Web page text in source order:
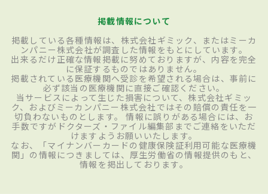
掲載情報について
掲載している各種情報は、株式会社ギミック、またはミーカ
ンパニー株式会社が調査した情報をもとにしています。
出来るだけ正確な情報掲載に努めておりますが、内容を完全
に保証するものではありません。
掲載されている医療機関へ受診を希望される場合は、事前に
必ず該当の医療機関に直接ご確認ください。
当サービスによって生じた損害について、株式会社ギミッ
ク、およびミーカンパニー株式会社ではその賠償の責任を一
切負わないものとします。 情報に誤りがある場合には、お
手数ですがドクターズ・ファイル編集部までご連絡をいただ
けますようお願いいたします。
なお、「マイナンバーカードの健康保険証利用可能な医療機
関」の情報につきましては、厚生労働省の情報提供のもと、
情報を掲出しております。